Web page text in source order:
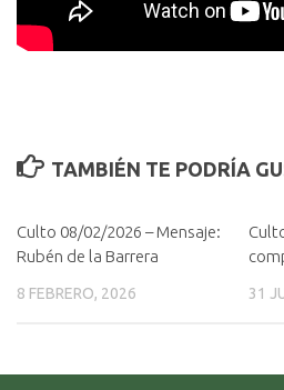
TAMBIÉN TE PODRÍA
Culto 08/02/2026 – Mensaje:
Rubén de la Barrera
8 FEBRERO, 2026 31